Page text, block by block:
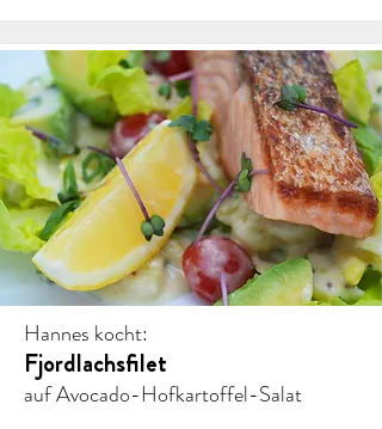
Hannes kocht:
Fjordlachsfilet
auf Avocado-Hofkartoffel-Salat